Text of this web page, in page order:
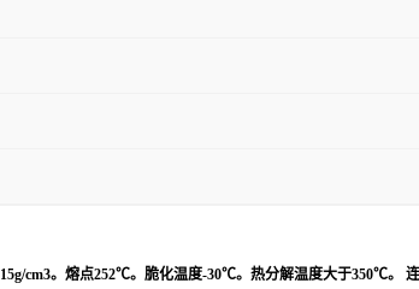
15g/cm3。熔点252℃。脆化温度-30℃。热分解温度大于350℃。